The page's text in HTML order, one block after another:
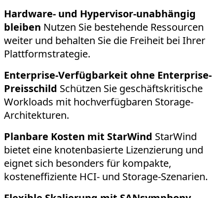
Hardware- und Hypervisor-unabhängig
bleiben Nutzen Sie bestehende Ressourcen
weiter und behalten Sie die Freiheit bei Ihrer
Plattformstrategie.
Enterprise-Verfügbarkeit ohne Enterprise-
Preisschild Schützen Sie geschäftskritische
Workloads mit hochverfügbaren Storage-
Architekturen.
Planbare Kosten mit StarWind StarWind
bietet eine knotenbasierte Lizenzierung und
eignet sich besonders für kompakte,
kosteneffiziente HCI- und Storage-Szenarien.